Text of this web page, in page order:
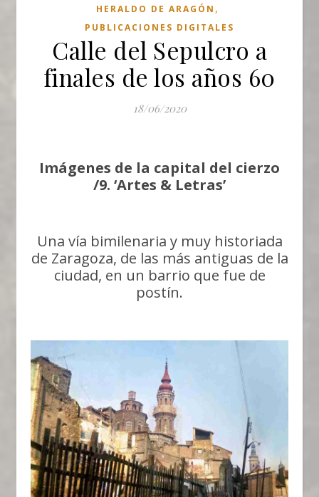
HERALDO DE ARAGÓN ,
PUBLICACIONES DIGITALES
Calle del Sepulcro a
finales de los años 60
18/06/2020
Imágenes de la capital del cierzo
/9. ‘Artes & Letras’
Una vía bimilenaria y muy historiada
de Zaragoza, de las más antiguas de la
ciudad, en un barrio que fue de
postín.